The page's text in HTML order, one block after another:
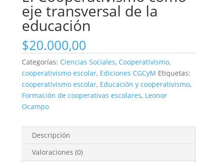
eje transversal de la
educación
$20.000,00
Categorías: Ciencias Sociales, Cooperativismo,
cooperativismo escolar, Ediciones CGCyM Etiquetas:
cooperativismo escolar, Educación y cooperativismo,
Formación de cooperativas escolares, Leonor
Ocampo
Descripción
Valoraciones (0)